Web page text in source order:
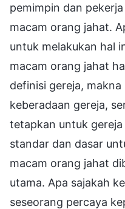
pemimpin dan
macam orang jahat.
untuk melakukan hal
macam orang jahat
definisi gereja,
keberadaan gereja,
tetapkan untuk
standar dan dasar
macam orang jahat
utama. Apa sajakah
seseorang percaya